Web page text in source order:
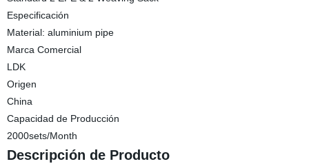
Especificación
Material: aluminium pipe
Marca Comercial
LDK
Origen
China
Capacidad de Producción
2000sets/Month
Descripción de Producto